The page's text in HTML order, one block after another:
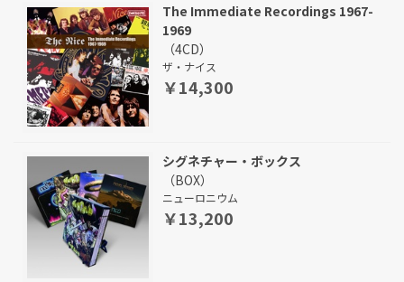
The Immediate Recordings 1967-
1969
（4CD）
ザ・ナイス
￥14,300
シグネチャー・ボックス
（BOX）
ニューロニウム
￥13,200